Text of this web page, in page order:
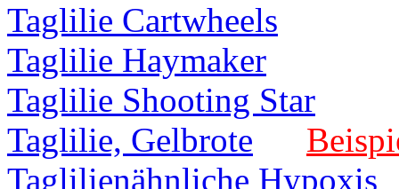
Taglilie Cartwheels
Taglilie Haymaker
Taglilie Shooting Star
Taglilie, Gelbrote
Taglilienähnliche Hypoxis